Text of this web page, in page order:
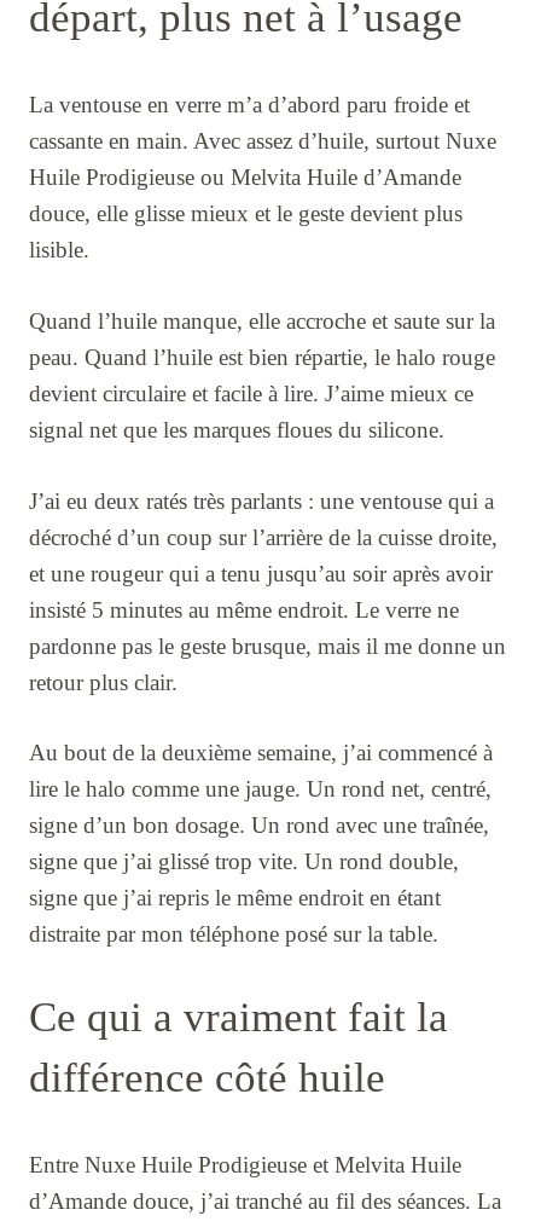
départ, plus net à l’usage
La ventouse en verre m’a d’abord paru froide et
cassante en main. Avec assez d’huile, surtout Nuxe
Huile Prodigieuse ou Melvita Huile d’Amande
douce, elle glisse mieux et le geste devient plus
lisible.
Quand l’huile manque, elle accroche et saute sur la
peau. Quand l’huile est bien répartie, le halo rouge
devient circulaire et facile à lire. J’aime mieux ce
signal net que les marques floues du silicone.
J’ai eu deux ratés très parlants : une ventouse qui a
décroché d’un coup sur l’arrière de la cuisse droite,
et une rougeur qui a tenu jusqu’au soir après avoir
insisté 5 minutes au même endroit. Le verre ne
pardonne pas le geste brusque, mais il me donne un
retour plus clair.
Au bout de la deuxième semaine, j’ai commencé à
lire le halo comme une jauge. Un rond net, centré,
signe d’un bon dosage. Un rond avec une traînée,
signe que j’ai glissé trop vite. Un rond double,
signe que j’ai repris le même endroit en étant
distraite par mon téléphone posé sur la table.
Ce qui a vraiment fait la
différence côté huile
Entre Nuxe Huile Prodigieuse et Melvita Huile
d’Amande douce, j’ai tranché au fil des séances. La